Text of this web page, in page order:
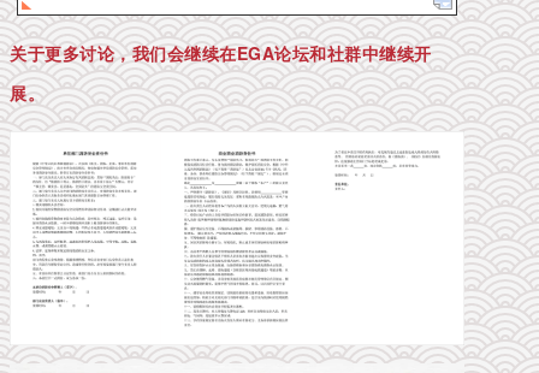
关于更多讨论，我们会继续在EGA论坛和社群中继续开
展。